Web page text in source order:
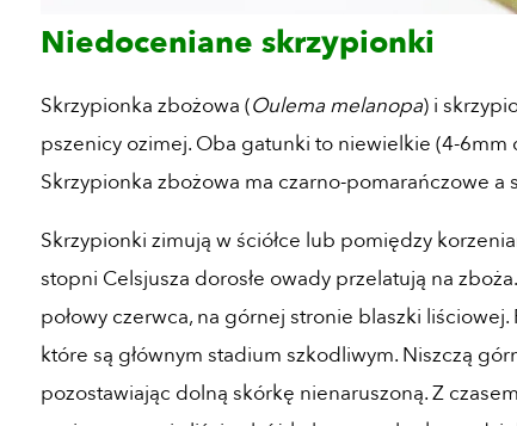
Niedoceniane skrzypionki
Skrzypionka zbożowa (Oulema melanopa) i
pszenicy ozimej. Oba gatunki to niewielkie (4-
Skrzypionka zbożowa ma czarno-pomarańczowe a
Skrzypionki zimują w ściółce lub pomiędzy
stopni Celsjusza dorosłe owady przelatują na
połowy czerwca, na górnej stronie blaszki
które są głównym stadium szkodliwym. Niszczą
pozostawiając dolną skórkę nienaruszoną. Z